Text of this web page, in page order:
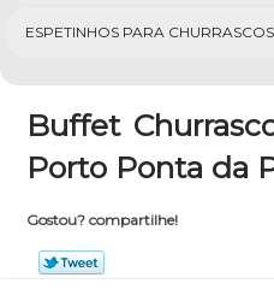
ESPETINHOS PARA CHURRASCOS
Buffet
Porto Ponta da
Gostou? compartilhe!